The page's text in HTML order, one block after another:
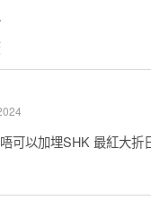
可以加埋SHK 最紅大